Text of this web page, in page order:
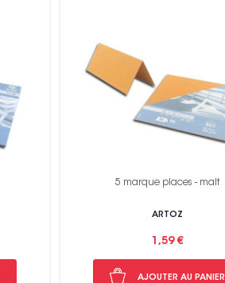
5 marque places - malt
ARTOZ
1,59 €
AJOUTER AU PANIER